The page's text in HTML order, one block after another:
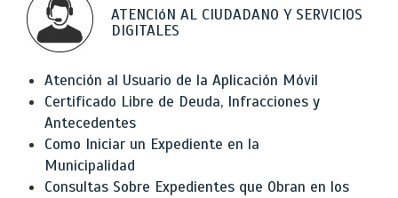
ATENCIóN AL CIUDADANO Y SERVICIOS
DIGITALES
Atención al Usuario de la Aplicación Móvil
Certificado Libre de Deuda, Infracciones y
Antecedentes
Como Iniciar un Expediente en la
Municipalidad
Consultas Sobre Expedientes que Obran en los